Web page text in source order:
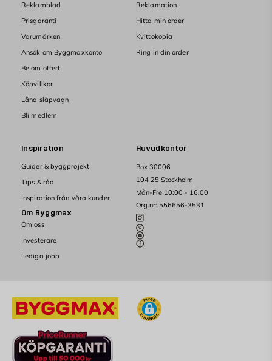
Huvudkontor
Box 30006
104 25 Stockholm
Mån-Fre 10:00 - 16.00
Org.nr: 556656-3531
Reklamblad
Prisgaranti
Varumärken
Ansök om Byggmaxkonto
Be om offert
Köpvillkor
Låna släpvagn
Bli medlem
Reklamation
Hitta min order
Kvittokopia
Ring in din order
Inspiration
Guider & byggprojekt
Tips & råd
Inspiration från våra kunder
Om Byggmax
Om oss
Investerare
Lediga jobb